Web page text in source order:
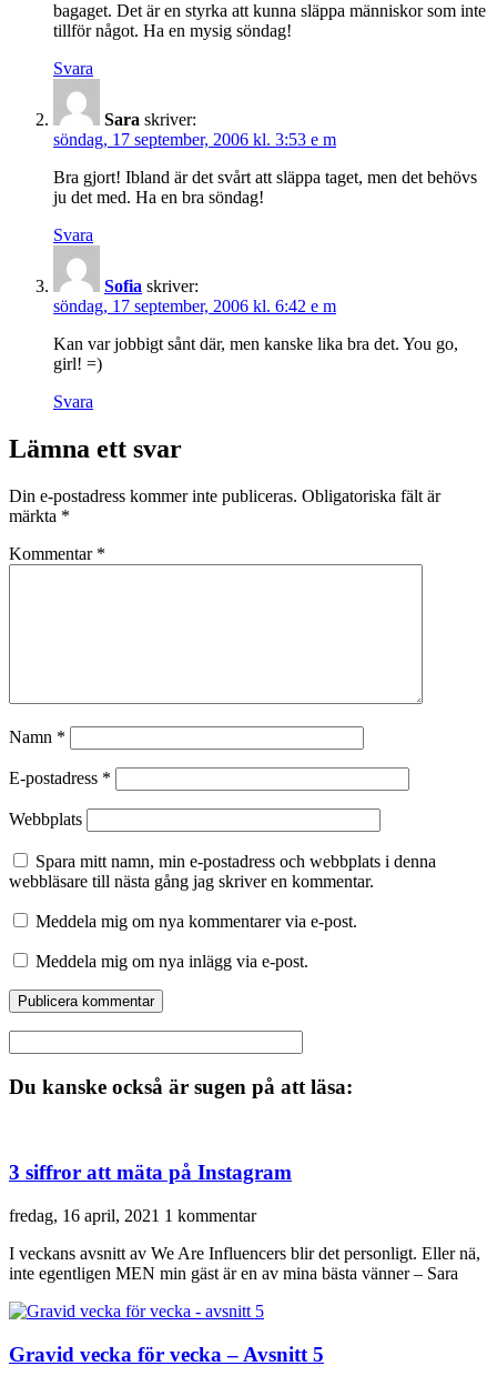
bagaget. Det är en styrka att kunna släppa människor som inte
tillför något. Ha en mysig söndag!
Svara
Sara skriver:
söndag, 17 september, 2006 kl. 3:53 e m
Bra gjort! Ibland är det svårt att släppa taget, men det behövs
ju det med. Ha en bra söndag!
Svara
Sofia skriver:
söndag, 17 september, 2006 kl. 6:42 e m
Kan var jobbigt sånt där, men kanske lika bra det. You go,
girl! =)
Svara
Lämna ett svar
Din e-postadress kommer inte publiceras. Obligatoriska fält är
märkta *
Kommentar *
Namn *
E-postadress *
Webbplats
Spara mitt namn, min e-postadress och webbplats i denna
webbläsare till nästa gång jag skriver en kommentar.
Meddela mig om nya kommentarer via e-post.
Meddela mig om nya inlägg via e-post.
Du kanske också är sugen på att läsa:
3 siffror att mäta på Instagram
fredag, 16 april, 2021 1 kommentar
I veckans avsnitt av We Are Influencers blir det personligt. Eller nä,
inte egentligen MEN min gäst är en av mina bästa vänner – Sara
Gravid vecka för vecka – Avsnitt 5